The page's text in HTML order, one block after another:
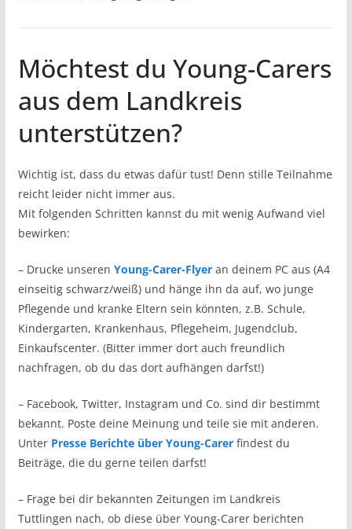
Möchtest du Young-Carers
aus dem Landkreis
unterstützen?
Wichtig ist, dass du etwas dafür tust! Denn stille Teilnahme
reicht leider nicht immer aus.
Mit folgenden Schritten kannst du mit wenig Aufwand viel
bewirken:
– Drucke unseren Young-Carer-Flyeran deinem PC aus (A4
einseitig schwarz/weiß) und hänge ihn da auf, wo junge
Pflegende und kranke Eltern sein könnten, z.B. Schule,
Kindergarten, Krankenhaus, Pflegeheim, Jugendclub,
Einkaufscenter. (Bitter immer dort auch freundlich
nachfragen, ob du das dort aufhängen darfst!)
– Facebook, Twitter, Instagram und Co. sind dir bestimmt
bekannt. Poste deine Meinung und teile sie mit anderen.
Unter Presse Berichte über Young-Carerfindest du
Beiträge, die du gerne teilen darfst!
– Frage bei dir bekannten Zeitungen im Landkreis
Tuttlingen nach, ob diese über Young-Carer berichten